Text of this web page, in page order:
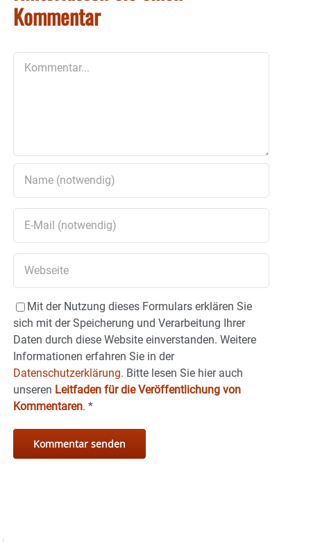
Kommentar
Mit der Nutzung dieses Formulars erklären Sie
sich mit der Speicherung und Verarbeitung Ihrer
Daten durch diese Website einverstanden. Weitere
Informationen erfahren Sie in der
Datenschutzerklärung. Bitte lesen Sie hier auch
unseren Leitfaden für die Veröffentlichung von
Kommentaren. *